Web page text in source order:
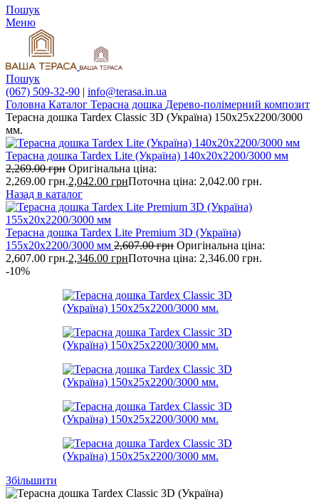
Пошук
Меню
Пошук
(067) 509-32-90 | info@terasa.in.ua
Головна Каталог Терасна дошка Дерево-полімерний композит
Терасна дошка Tardex Classic 3D (Україна) 150х25х2200/3000
мм.
Терасна дошка Tardex Lite (Україна) 140х20х2200/3000 мм
2,269.00грн Оригінальна ціна:
2,269.00 грн.2,042.00 грнПоточна ціна: 2,042.00 грн.
Назад в каталог
Терасна дошка Tardex Lite Premium 3D (Україна)
155х20х2200/3000 мм 2,607.00грн Оригінальна ціна:
2,607.00 грн.2,346.00 грнПоточна ціна: 2,346.00 грн.
-10%
Збільшити